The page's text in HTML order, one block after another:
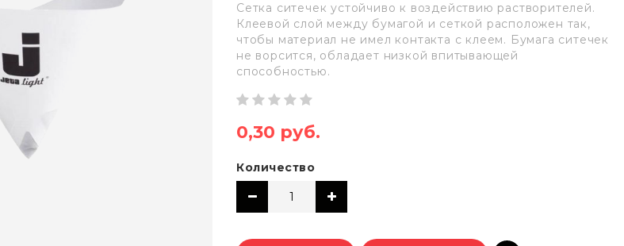
Сетка ситечек устойчиво к воздействию растворителей.
Клеевой слой между бумагой и сеткой расположен так,
чтобы материал не имел контакта с клеем. Бумага ситечек
не ворсится, обладает низкой впитывающей
способностью.
0,30 руб.
Количество